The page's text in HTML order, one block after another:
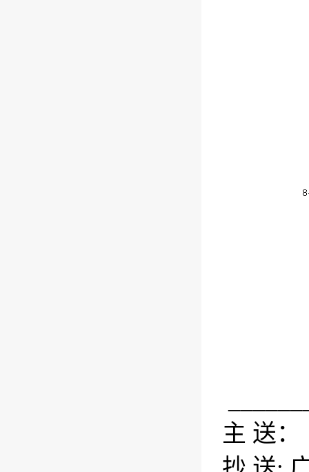
主 送：